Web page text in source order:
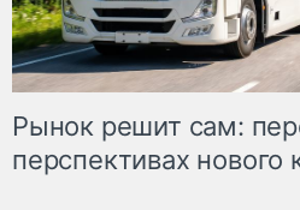
Рынок решит сам:
перспективах нового